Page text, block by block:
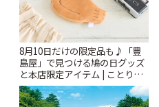
8月10日だけの限定品も♪「豊
島屋」で見つける鳩の日グッズ
と本店限定アイテム | ことりっ
ぷ